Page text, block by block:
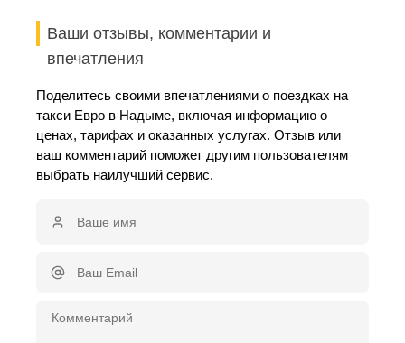
Ваши отзывы, комментарии и
впечатления
Поделитесь своими впечатлениями о поездках на
такси Евро в Надыме, включая информацию о
ценах, тарифах и оказанных услугах. Отзыв или
ваш комментарий поможет другим пользователям
выбрать наилучший сервис.